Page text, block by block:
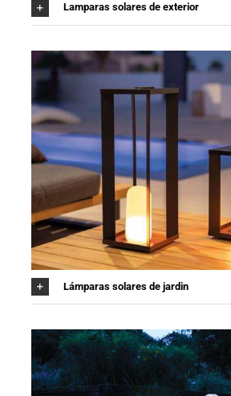
Lamparas solares de exterior
Lámparas solares de jardin